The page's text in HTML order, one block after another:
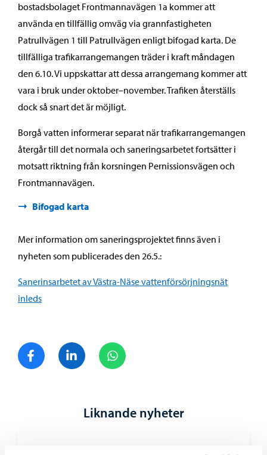
bostadsbolaget Frontmannavägen 1a kommer att
använda en tillfällig omväg via grannfastigheten
Patrullvägen 1 till Patrullvägen enligt bifogad karta. De
tillfälliga trafikarrangemangen träder i kraft måndagen
den 6.10. Vi uppskattar att dessa arrangemang kommer att
vara i bruk under oktober–november. Trafiken återställs
dock så snart det är möjligt.
Borgå vatten informerar separat när trafikarrangemangen
återgår till det normala och saneringsarbetet fortsätter i
motsatt riktning från korsningen Pernissionsvägen och
Frontmannavägen.
Bifogad karta
Mer information om saneringsprojektet finns även i
nyheten som publicerades den 26.5.:
Sanerinsarbetet av Västra-Näse vattenförsörjningsnät
inleds
Dela på FacebookDela på LinkedIn
Liknande nyheter